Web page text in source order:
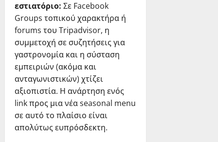
εστιατόριο: Σε Facebook
Groups τοπικού χαρακτήρα ή
forums του Tripadvisor, η
συμμετοχή σε συζητήσεις για
γαστρονομία και η σύσταση
εμπειριών (ακόμα και
ανταγωνιστικών) χτίζει
αξιοπιστία. Η ανάρτηση ενός
link προς μια νέα seasonal menu
σε αυτό το πλαίσιο είναι
απολύτως ευπρόσδεκτη.